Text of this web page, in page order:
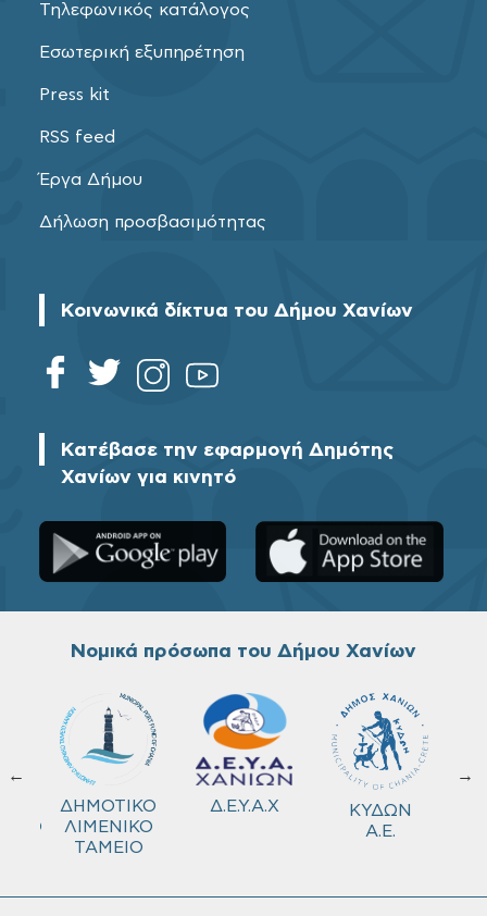
Τηλεφωνικός κατάλογος
Εσωτερική εξυπηρέτηση
Press kit
RSS feed
Έργα Δήμου
Δήλωση προσβασιμότητας
Κοινωνικά δίκτυα του Δήμου Χανίων
Κατέβασε την εφαρμογή Δημότης
Χανίων για κινητό
Νομικά πρόσωπα του Δήμου Χανίων
←
ΔΗΜΟΤΙΚΟ
ΛΙΜΕΝΙΚΟ
ΤΑΜΕΙΟ
Δ.Ε.Υ.Α.Χ
ΚΥΔΩΝ
Α.Ε.
→